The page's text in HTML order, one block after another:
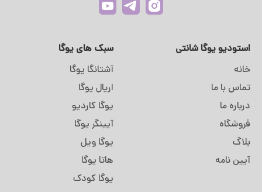
استودیو یوگا شانتی
خانه
تماس با ما
درباره ما
فروشگاه
بلاگ
آیین نامه
سبک های یوگا
آشتانگا یوگا
اریال یوگا
یوگا کاردیو
آیینگر یوگا
یوگا ویل
هاتا یوگا
یوگا کودک